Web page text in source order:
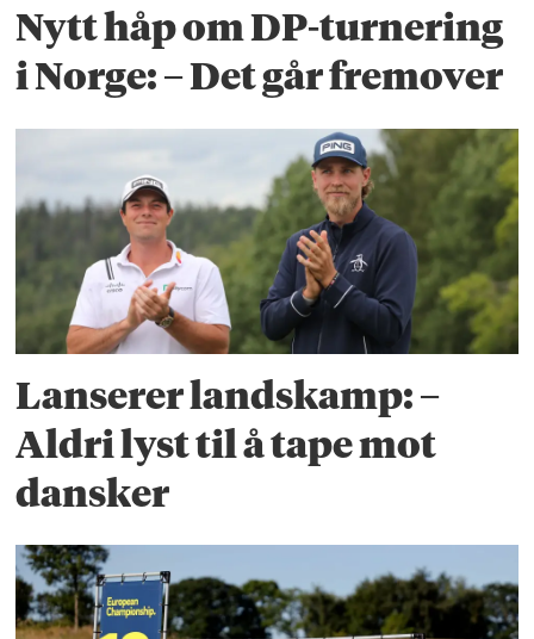
Nytt håp om DP-turnering
i Norge: – Det går fremover
Lanserer landskamp: –
Aldri lyst til å tape mot
dansker